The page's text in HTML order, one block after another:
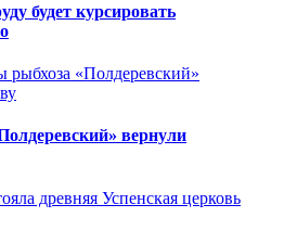
будет курсировать
вернули